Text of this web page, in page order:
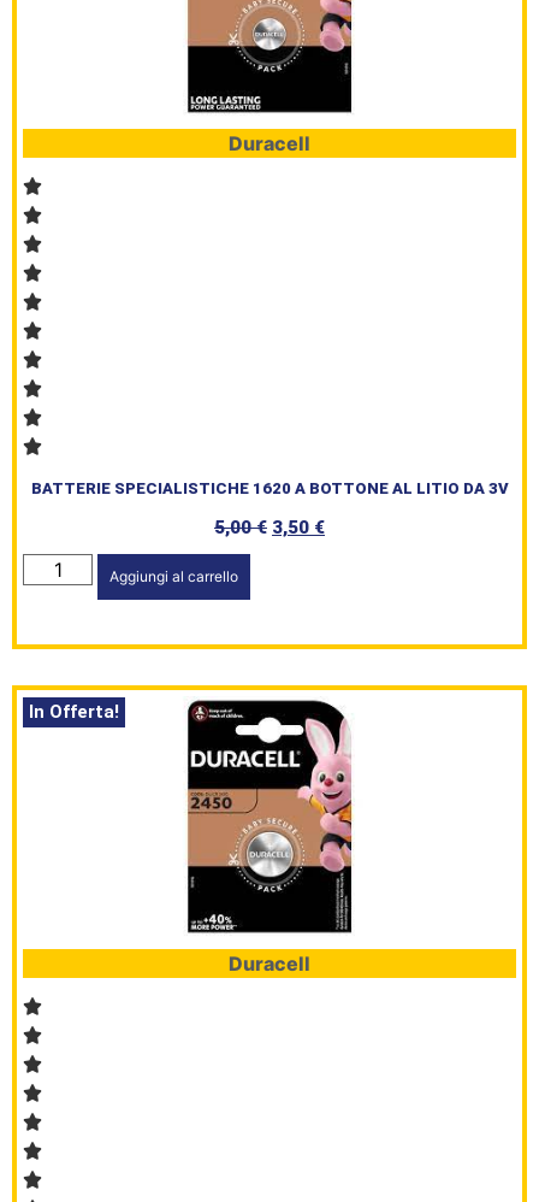
Duracell
BATTERIE SPECIALISTICHE 1620 A BOTTONE AL LITIO DA 3V
5,00€ 3,50 €
Aggiungi al carrello
In Offerta!
Duracell